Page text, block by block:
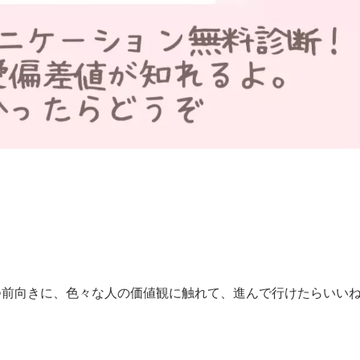
向きに、色々な人の価値観に触れて、進んで行けたらいい